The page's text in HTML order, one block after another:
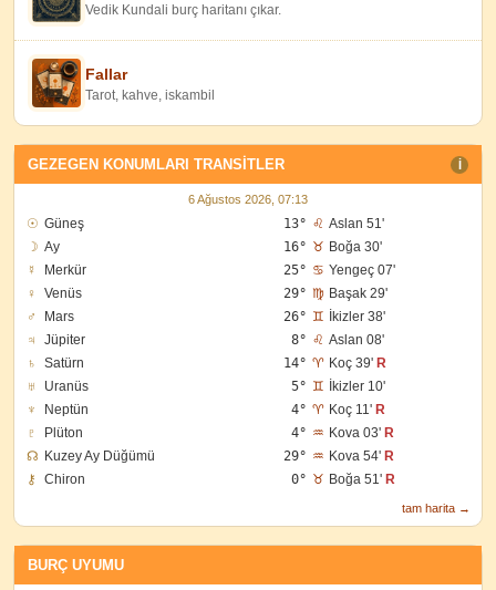
Vedik Kundali burç haritanı çıkar.
Fallar
Tarot, kahve, iskambil
GEZEGEN KONUMLARI TRANSITLER I
6 Ağustos 2026, 07:13
☉ Güneş 13° ♌ Aslan 51'
☽ Ay 16° ♉ Boğa 30'
☿
Merkür 25° ♋ Yengeç 07'
♀
Venüs 29° ♍ Başak 29'
♂
Mars 26° ♊
İkizler 38'
♃
Jüpiter 8° ♌ Aslan 08'
♄
Satürn 14° ♈ Koç 39' R
♅
Uranüs 5° ♊
İkizler 10'
♆
Neptün 4° ♈ Koç 11' R
♇
Plüton 4° ♒ Kova 03' R
☊ Kuzey Ay Düğümü 29° ♒ Kova 54' R
⚷
Chiron 0° ♉ Boğa 51' R
tam harita →
BURÇ UYUMU